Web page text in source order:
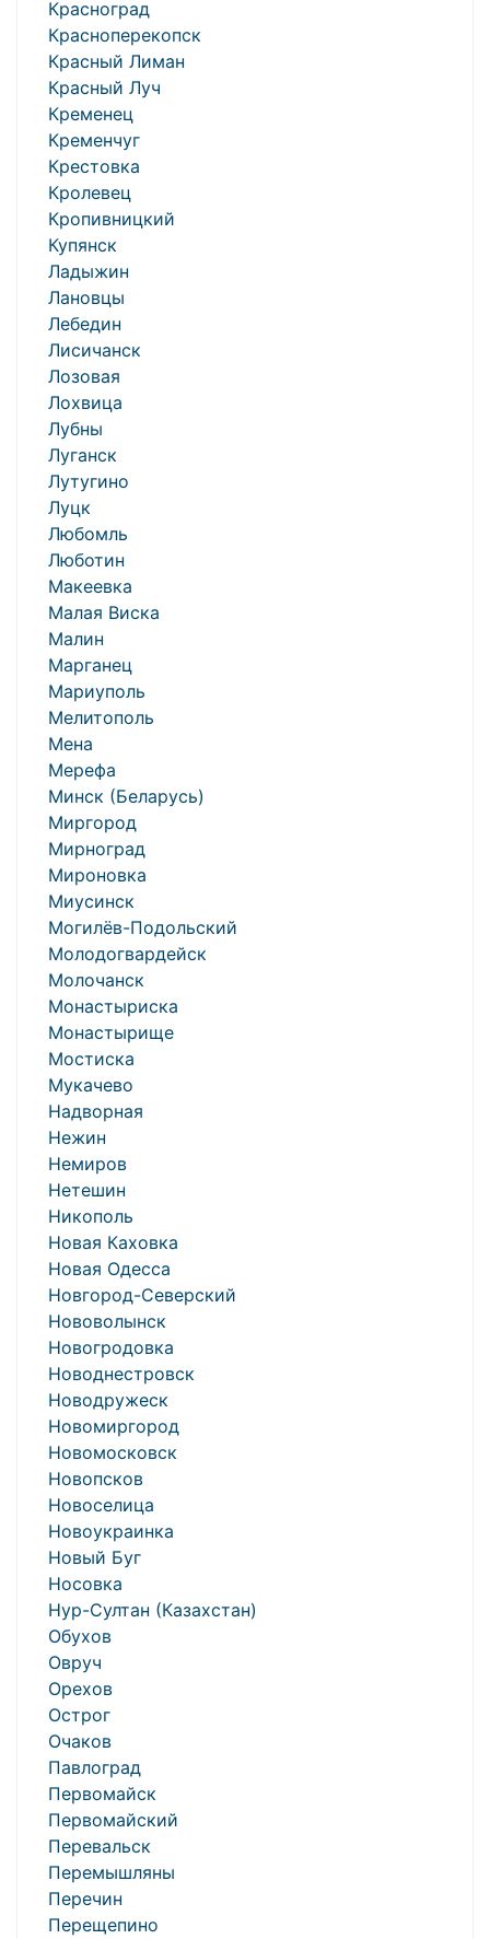
Красноград
Красноперекопск
Красный Лиман
Красный Луч
Кременец
Кременчуг
Крестовка
Кролевец
Кропивницкий
Купянск
Ладыжин
Лановцы
Лебедин
Лисичанск
Лозовая
Лохвица
Лубны
Луганск
Лутугино
Луцк
Любомль
Люботин
Макеевка
Малая Виска
Малин
Марганец
Мариуполь
Мелитополь
Мена
Мерефа
Минск (Беларусь)
Миргород
Мирноград
Мироновка
Миусинск
Могилёв-Подольский
Молодогвардейск
Молочанск
Монастыриска
Монастырище
Мостиска
Мукачево
Надворная
Нежин
Немиров
Нетешин
Никополь
Новая Каховка
Новая Одесса
Новгород-Северский
Нововолынск
Новогродовка
Новоднестровск
Новодружеск
Новомиргород
Новомосковск
Новопсков
Новоселица
Новоукраинка
Новый Буг
Носовка
Нур-Султан (Казахстан)
Обухов
Овруч
Орехов
Острог
Очаков
Павлоград
Первомайск
Первомайский
Перевальск
Перемышляны
Перечин
Перещепино